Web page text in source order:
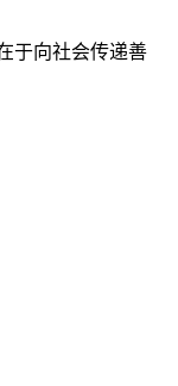
于向社会传递善